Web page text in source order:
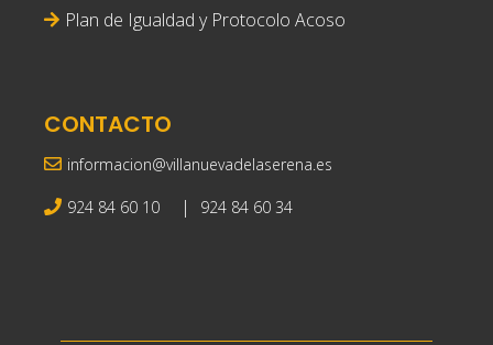
Plan de Igualdad y Protocolo Acoso
CONTACTO
informacion@villanuevadelaserena.es
924 84 60 10 | 924 84 60 34